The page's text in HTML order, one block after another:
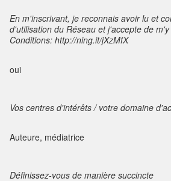
En m'inscrivant, je reconnais avoir lu et
d'utilisation du Réseau et j'accepte de
Conditions: http://ning.it/jXzMfX
oui
Vos centres d'intérêts / votre domaine
Auteure, médiatrice
Définissez-vous de manière succincte